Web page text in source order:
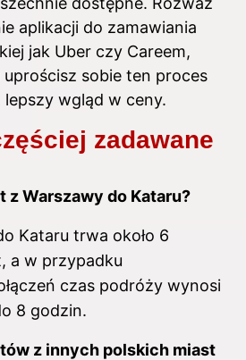
aplikacji do zamawiania
jak Uber czy Careem,
uprościsz sobie ten proces
lepszy wgląd w ceny.
zadawane
z Warszawy do Kataru?
Kataru trwa około 6
a w przypadku
czas podróży wynosi
8 godzin.
z innych polskich miast